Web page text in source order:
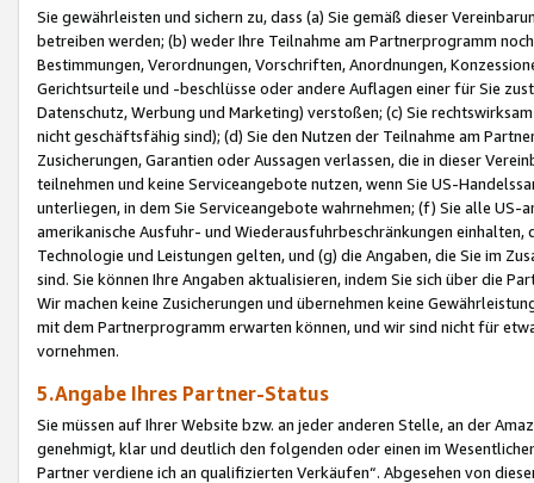
Sie gewährleisten und sichern zu, dass (a) Sie gemäß dieser
betreiben werden; (b) weder Ihre Teilnahme am Partnerprogramm
Bestimmungen, Verordnungen, Vorschriften, Anordnungen,
Gerichtsurteile und -beschlüsse oder andere Auflagen einer für Sie
Datenschutz, Werbung und Marketing) verstoßen; (c) Sie
nicht geschäftsfähig sind); (d) Sie den Nutzen der Teilnahme am
Zusicherungen, Garantien oder Aussagen verlassen, die in dieser
teilnehmen und keine Serviceangebote nutzen, wenn Sie US-
unterliegen, in dem Sie Serviceangebote wahrnehmen; (f) Sie alle
amerikanische Ausfuhr- und Wiederausfuhrbeschränkungen
Technologie und Leistungen gelten, und (g) die Angaben, die Sie im
sind. Sie können Ihre Angaben aktualisieren, indem Sie sich über die
Wir machen keine Zusicherungen und übernehmen keine
mit dem Partnerprogramm erwarten können, und wir sind nicht für
vornehmen.
5.Angabe Ihres Partner-Status
Sie müssen auf Ihrer Website bzw. an jeder anderen Stelle, an der
genehmigt, klar und deutlich den folgenden oder einen im
Partner verdiene ich an qualifizierten Verkäufen“. Abgesehen von